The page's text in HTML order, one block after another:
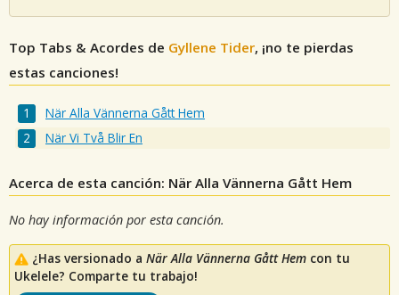
Top Tabs & Acordes de Gyllene Tider, ¡no te pierdas
estas canciones!
När Alla Vännerna Gått Hem
När Vi Två Blir En
Acerca de esta canción: När Alla Vännerna Gått Hem
No hay información por esta canción.
¿Has versionado a När Alla Vännerna Gått Hem con tu
Ukelele? Comparte tu trabajo!